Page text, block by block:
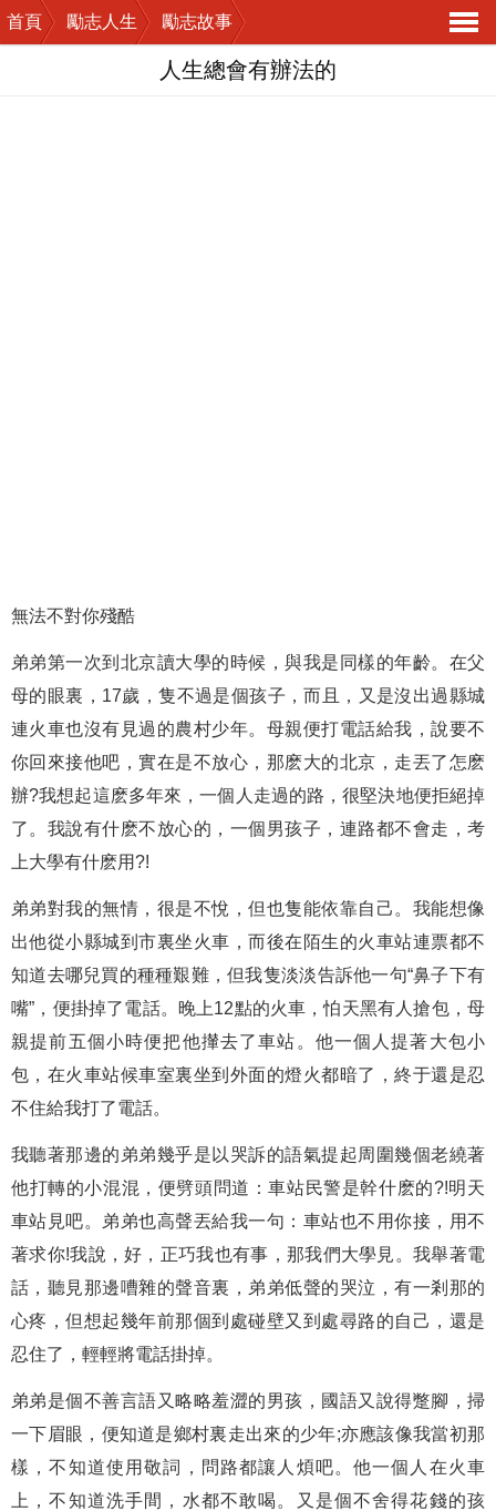
首頁 勵志人生
勵志故事
導
人生總會有辦法的
無法不對你殘酷
弟弟第一次到北京讀大學的時候，與我是同樣的年齡。在父
母的眼裏，17歲，隻不過是個孩子，而且，又是沒出過縣城
連火車也沒有見過的農村少年。母親便打電話給我，說要不
你回來接他吧，實在是不放心，那麽大的北京，走丟了怎麽
辦?我想起這麽多年來，一個人走過的路，很堅決地便拒絕掉
了。我說有什麽不放心的，一個男孩子，連路都不會走，考
上大學有什麽用?!
弟弟對我的無情，很是不悅，但也隻能依靠自己。我能想像
出他從小縣城到市裏坐火車，而後在陌生的火車站連票都不
知道去哪兒買的種種艱難，但我隻淡淡告訴他一句“鼻子下有
嘴”，便掛掉了電話。晚上12點的火車，怕天黑有人搶包，母
親提前五個小時便把他攆去了車站。他一個人提著大包小
包，在火車站候車室裏坐到外面的燈火都暗了，終于還是忍
不住給我打了電話。
我聽著那邊的弟弟幾乎是以哭訴的語氣提起周圍幾個老繞著
他打轉的小混混，便劈頭問道：車站民警是幹什麽的?!明天
車站見吧。弟弟也高聲丟給我一句：車站也不用你接，用不
著求你!我說，好，正巧我也有事，那我們大學見。我舉著電
話，聽見那邊嘈雜的聲音裏，弟弟低聲的哭泣，有一剎那的
心疼，但想起幾年前那個到處碰壁又到處尋路的自己，還是
忍住了，輕輕將電話掛掉。
弟弟是個不善言語又略略羞澀的男孩，國語又說得蹩腳，掃
一下眉眼，便知道是鄉村裏走出來的少年;亦應該像我當初那
樣，不知道使用敬詞，問路都讓人煩吧。他一個人在火車
上，不知道洗手間，水都不敢喝。又是個不舍得花錢的孩